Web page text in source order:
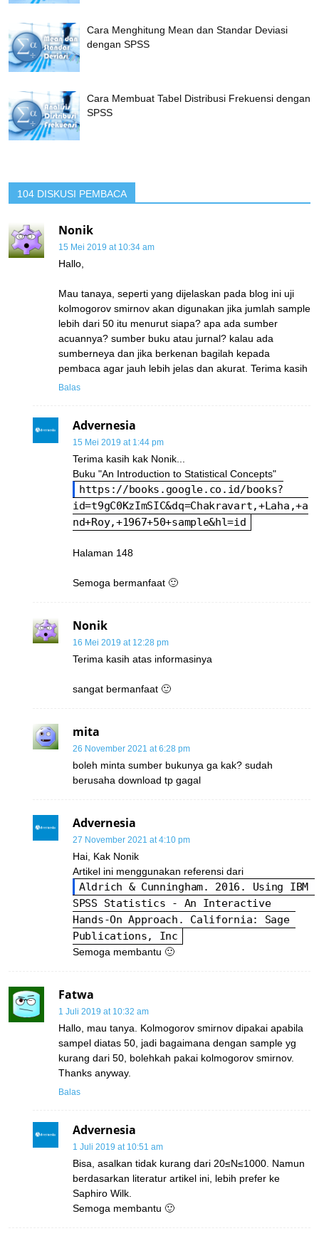
Cara Menghitung Mean dan Standar Deviasi
dengan SPSS
Cara Membuat Tabel Distribusi Frekuensi dengan
SPSS
104 DISKUSI PEMBACA
Nonik
15 Mei 2019 at 10:34 am
Hallo,
Mau tanaya, seperti yang dijelaskan pada blog ini uji
kolmogorov smirnov akan digunakan jika jumlah sample
lebih dari 50 itu menurut siapa? apa ada sumber
acuannya? sumber buku atau jurnal? kalau ada
sumberneya dan jika berkenan bagilah kepada
pembaca agar jauh lebih jelas dan akurat. Terima kasih
Balas
Advernesia
15 Mei 2019 at 1:44 pm
Terima kasih kak Nonik...
Buku "An Introduction to Statistical Concepts"
https://books.google.co.id/books?
id=t9gC0KzImSIC&dq=Chakravart,+Laha,+a
nd+Roy,+1967+50+sample&hl=id
Halaman 148
Semoga bermanfaat 🙂
Nonik
16 Mei 2019 at 12:28 pm
Terima kasih atas informasinya
sangat bermanfaat 🙂
mita
26 November 2021 at 6:28 pm
boleh minta sumber bukunya ga kak? sudah
berusaha download tp gagal
Advernesia
27 November 2021 at 4:10 pm
Hai, Kak Nonik
Artikel ini menggunakan referensi dari
Aldrich & Cunningham. 2016. Using IBM
SPSS Statistics - An Interactive
Hands-On Approach. California: Sage
Publications, Inc
Semoga membantu 🙂
Fatwa
1 Juli 2019 at 10:32 am
Hallo, mau tanya. Kolmogorov smirnov dipakai apabila
sampel diatas 50, jadi bagaimana dengan sample yg
kurang dari 50, bolehkah pakai kolmogorov smirnov.
Thanks anyway.
Balas
Advernesia
1 Juli 2019 at 10:51 am
Bisa, asalkan tidak kurang dari 20≤N≤1000. Namun
berdasarkan literatur artikel ini, lebih prefer ke
Saphiro Wilk.
Semoga membantu 🙂